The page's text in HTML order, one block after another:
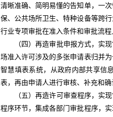
清晰准确、简明易懂的告知单，一
保、公共场所卫生、特种设备等跨
行业专项审批在准入条件和审批流程
（四）再造审批申报方式，实现
场准入许可涉及的多张申请表归并
智慧填表系统，从政府内部共享信
表，再由申请人进行审核、补充和
（五）再造许可审查程序，实现
程序环节，集成各部门审批程序，